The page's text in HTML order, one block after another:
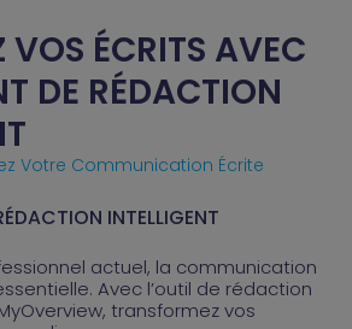
VOS ÉCRITS AVEC
DE RÉDACTION
Votre Communication Écrite
INTELLIGENT
actuel, la communication
Avec l’outil de rédaction
transformez vos